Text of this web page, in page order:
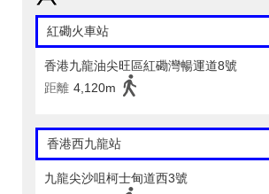
紅磡火車站
香港九龍油尖旺區紅磡灣暢運道8號
距離 4,120m
香港西九龍站
九龍尖沙咀柯士甸道西3號